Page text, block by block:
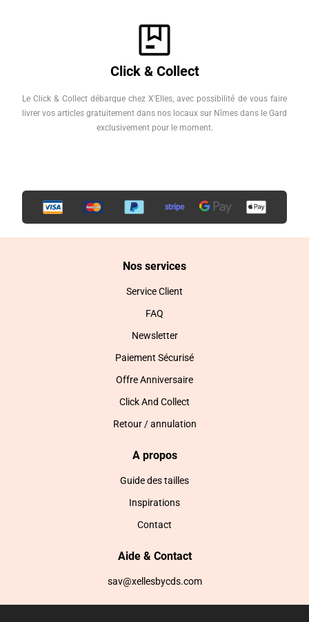
Click & Collect
Le Click & Collect débarque chez X'Elles, avec possibilité de vous faire
livrer vos articles gratuitement dans nos locaux sur Nîmes dans le Gard
exclusivement pour le moment.
Nos services
Service Client
FAQ
Newsletter
Paiement Sécurisé
Offre Anniversaire
Click And Collect
Retour / annulation
A propos
Guide des tailles
Inspirations
Contact
Aide & Contact
sav@xellesbycds.com